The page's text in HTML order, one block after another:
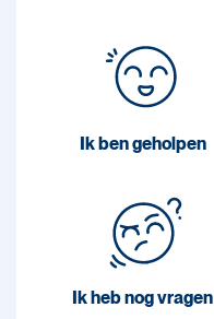
Ik ben geholpen
Ik heb nog vragen